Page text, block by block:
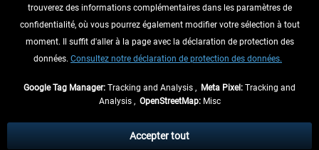
RENONCER AU CONTRAT ICI
INFORMATIONS
NE MANQUEZ PAS LES DERNIÈRES
échéant, frais de remboursement, si aucune description contraire.
trouverez des informations complémentaires dans les paramètres de
confidentialité, où vous pourrez également modifier votre sélection à tout
moment. Il suffit d'aller à la page avec la déclaration de protection des
données. Consultez notre déclaration de protection des données.
Google Tag Manager: Tracking and Analysis , Meta Pixel: Tracking and
Analysis , OpenStreetMap:Misc
Accepter tout